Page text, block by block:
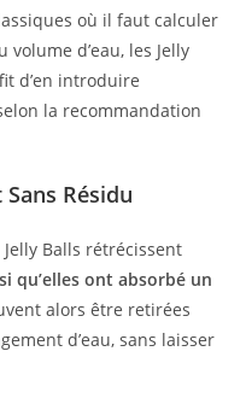
où il faut calculer
d’eau, les Jelly
d’en introduire
la recommandation
Résidu
Balls rétrécissent
qu’elles ont absorbé un
alors être retirées
d’eau, sans laisser